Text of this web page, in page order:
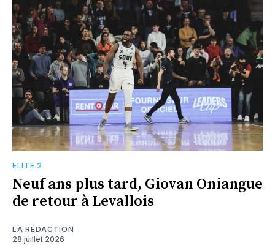
ELITE 2
Neuf ans plus tard, Giovan Oniangue
de retour à Levallois
LA RÉDACTION
28 juillet 2026